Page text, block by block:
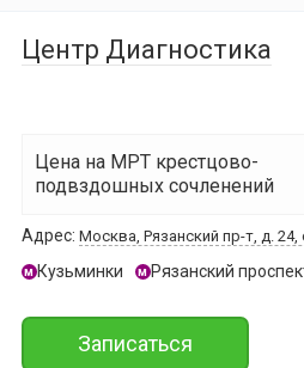
Центр Диагностика
Цена на МРТ крестцово-
подвздошных сочленений
Адрес: Москва, Рязанский пр-т, д. 24,
м Кузьминки м Рязанский
Записаться